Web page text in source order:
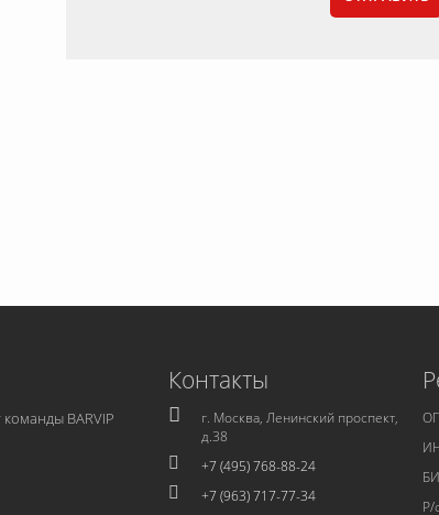
BARVIP
Контакты
г. Москва, Ленинский проспект,
д.38
+7 (495) 768-88-24
+7 (963) 717-77-34
Р/